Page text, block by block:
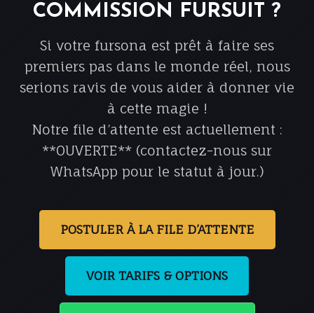
COMMISSION FURSUIT ?
Si votre fursona est prêt à faire ses
premiers pas dans le monde réel, nous
serions ravis de vous aider à donner vie
à cette magie !
Notre file d’attente est actuellement :
**OUVERTE** (contactez-nous sur
WhatsApp pour le statut à jour.)
POSTULER À LA FILE D’ATTENTE
VOIR TARIFS & OPTIONS